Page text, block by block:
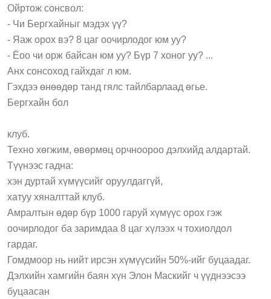
Ойртож сонсвол:
- Чи Бергхайныг мэдэх үү?
- Яаж орох вэ? 8 цаг оочирлодог юм уу?
- Ёоо чи орж байсан юм уу? Бүр 7 хоног уу? ...
Анх сонсоход гайхдаг л юм.
Гэхдээ өнөөдөр танд гялс тайлбарлаад өгье.
Бергхайн бол
клуб.
Техно хөгжим, өвөрмөц орчноороо дэлхийд алдартай.
Түүнээс гадна:
хэн дуртай хүмүүсийг оруулдаггүй,
хатуу хяналттай клуб.
Амралтын өдөр бүр 1000 гаруй хүмүүс орох гэж
оочирлодог ба заримдаа 8 цаг хүлээх ч тохиолдол
гардаг.
Гомдмоор нь нийт ирсэн хүмүүсийн 50%-ийг буцаадаг.
Дэлхийн хамгийн баян хүн Элон Маскийг ч үүднээсээ
буцаасан